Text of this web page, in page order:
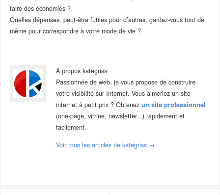
faire des économies ?
Quelles dépenses, peut-être futiles pour d’autres, gardez-vous tout de
même pour correspondre à votre mode de vie ?
A propos kategriss
Passionnée de web, je vous propose de construire
votre visibilité sur Internet. Vous aimeriez un site
internet à petit prix ? Obtenez un site professionnel
(one-page, vitrine, newsletter...) rapidement et
facilement.
Voir tous les articles de kategriss →